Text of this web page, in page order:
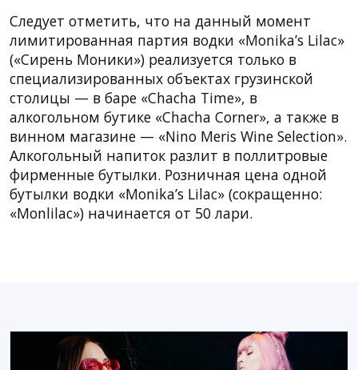
Следует отметить, что на данный момент
лимитированная партия водки «Monika’s Lilac»
(«Сирень Моники») реализуется только в
специализированных объектах грузинской
столицы — в баре «Chacha Time», в
алкогольном бутике «Chacha Corner», а также в
винном магазине — «Nino Meris Wine Selection».
Алкогольный напиток разлит в поллитровые
фирменные бутылки. Розничная цена одной
бутылки водки «Monika’s Lilac» (сокращенно:
«Monlilac») начинается от 50 лари.